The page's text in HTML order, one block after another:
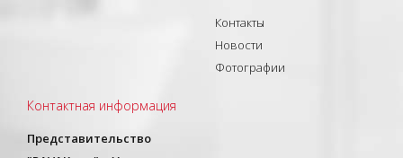
Контакты
Новости
Фотографии
Контактная информация
Представительство